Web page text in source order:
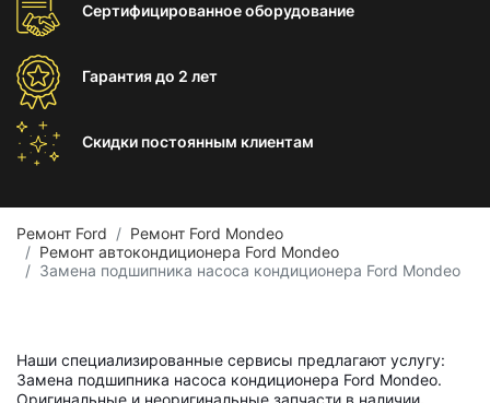
Сертифицированноеоборудование
Гарантиядо 2 лет
Скидки постоянным клиентам
Ремонт Ford
Ремонт Ford Mondeo
Ремонт автокондиционера Ford Mondeo
Замена подшипника насоса кондиционера Ford Mondeo
Наши специализированные сервисы предлагают услугу:
Замена подшипника насоса кондиционера Ford Mondeo.
Оригинальные и неоригинальные запчасти в наличии.